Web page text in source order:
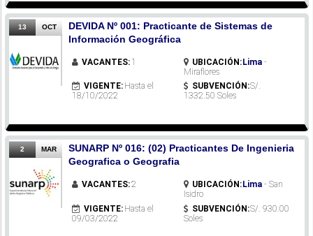
13 OCT
DEVIDA Nº 001: Practicante de Sistemas de
Información Geográfica
VACANTES: 1 UBICACIÓN:Lima -
Miraflores
VIGENTE: Hasta el
18/10/2022
SUBVENCIÓN:S/.
1332.50 Soles
2 MAR
SUNARP Nº 016: (02) Practicantes De Ingenieria
Geografica o Geografia
VACANTES:2 UBICACIÓN: Lima - San
Isidro
VIGENTE: Hasta el
09/03/2022
SUBVENCIÓN:S/. 930.00
Soles